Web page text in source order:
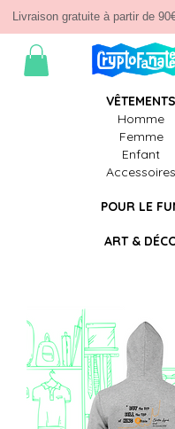
Livraison gratuite à partir de
VÊTEMENTS
Homme
Femme
Enfant
Accessoires
POUR LE
ART & DÉ